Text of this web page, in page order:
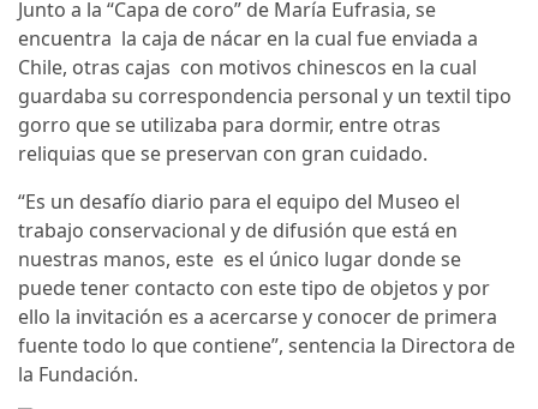
Junto a la “Capa de coro” de María Eufrasia, se
encuentra la caja de nácar en la cual fue enviada a
Chile, otras cajas con motivos chinescos en la cual
guardaba su correspondencia personal y un textil tipo
gorro que se utilizaba para dormir, entre otras
reliquias que se preservan con gran cuidado.
“Es un desafío diario para el equipo del Museo el
trabajo conservacional y de difusión que está en
nuestras manos, este es el único lugar donde se
puede tener contacto con este tipo de objetos y por
ello la invitación es a acercarse y conocer de primera
fuente todo lo que contiene”, sentencia la Directora de
la Fundación.